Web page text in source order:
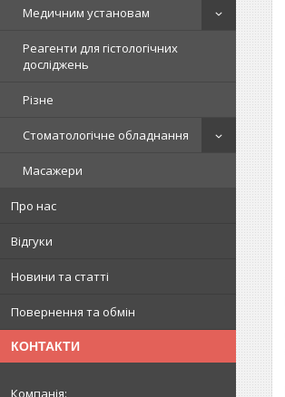
Медичним установам
Реагенти для гістологічних
досліджень
Різне
Стоматологічне обладнання
Масажери
Про нас
Відгуки
Новини та статті
Повернення та обмін
КОНТАКТИ